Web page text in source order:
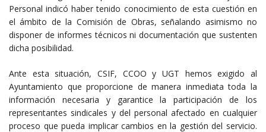
Personal indicó haber tenido conocimiento de esta cuestión en
el ámbito de la Comisión de Obras, señalando asimismo no
disponer de informes técnicos ni documentación que sustenten
dicha posibilidad.
Ante esta situación, CSIF, CCOO y UGT hemos exigido al
Ayuntamiento que proporcione de manera inmediata toda la
información necesaria y garantice la participación de los
representantes sindicales y del personal afectado en cualquier
proceso que pueda implicar cambios en la gestión del servicio.